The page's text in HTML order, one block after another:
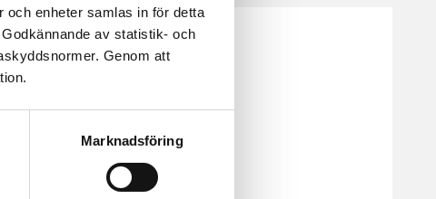
och enheter samlas in för detta
av statistik- och
Genom att
Marknadsföring